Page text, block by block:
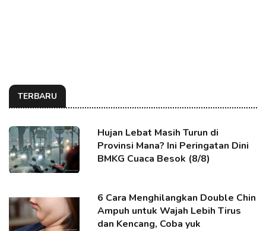
TERBARU
Hujan Lebat Masih Turun di
Provinsi Mana? Ini Peringatan Dini
BMKG Cuaca Besok (8/8)
6 Cara Menghilangkan Double Chin
Ampuh untuk Wajah Lebih Tirus
dan Kencang, Coba yuk